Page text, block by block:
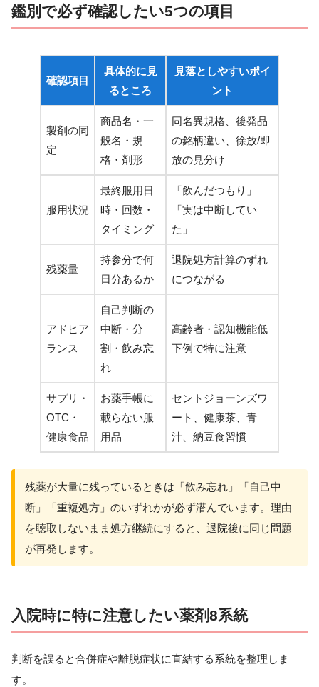
鑑別で必ず確認したい5つの項目
確認項目
具体的に見
るところ
見落としやすいポイ
ント
製剤の同
定
商品名・一
般名・規
格・剤形
同名異規格、後発品
の銘柄違い、徐放/即
放の見分け
服用状況
最終服用日
時・回数・
タイミング
「飲んだつもり」
「実は中断してい
た」
残薬量
持参分で何
日分あるか
退院処方計算のずれ
につながる
アドヒア
ランス
自己判断の
中断・分
割・飲み忘
れ
高齢者・認知機能低
下例で特に注意
サプリ・
OTC・
健康食品
お薬手帳に
載らない服
用品
セントジョーンズワ
ート、健康茶、青
汁、納豆食習慣
残薬が大量に残っているときは「飲み忘れ」「自己中
断」「重複処方」のいずれかが必ず潜んでいます。理由
を聴取しないまま処方継続にすると、退院後に同じ問題
が再発します。
入院時に特に注意したい薬剤8系統
判断を誤ると合併症や離脱症状に直結する系統を整理しま
す。